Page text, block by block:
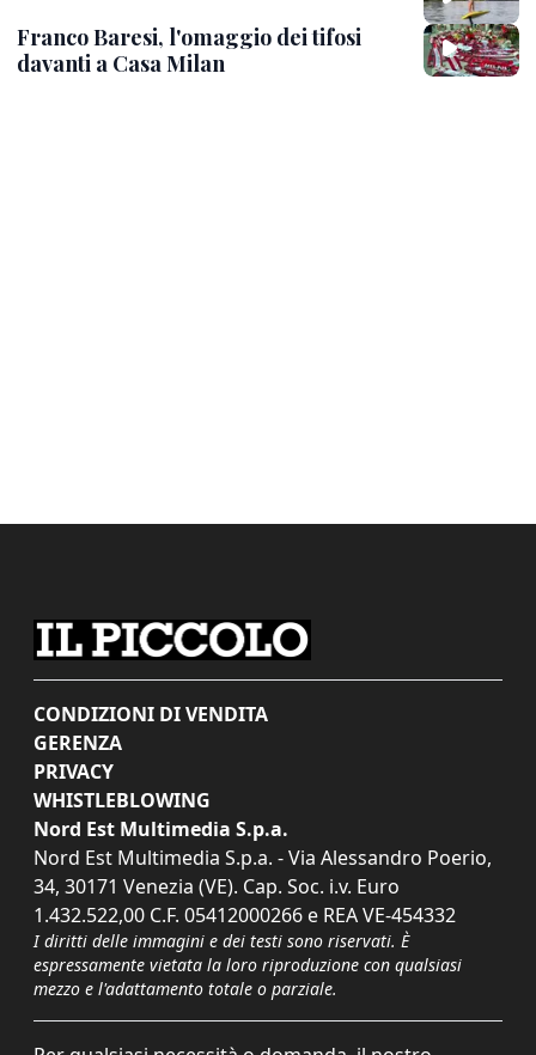
Franco Baresi, l'omaggio dei tifosi
davanti a Casa Milan
CONDIZIONI DI VENDITA
GERENZA
PRIVACY
WHISTLEBLOWING
Nord Est Multimedia S.p.a.
Nord Est Multimedia S.p.a. - Via Alessandro Poerio,
34, 30171 Venezia (VE). Cap. Soc. i.v. Euro
1.432.522,00 C.F. 05412000266 e REA VE-454332
I diritti delle immagini e dei testi sono riservati. È
espressamente vietata la loro riproduzione con qualsiasi
mezzo e l'adattamento totale o parziale.